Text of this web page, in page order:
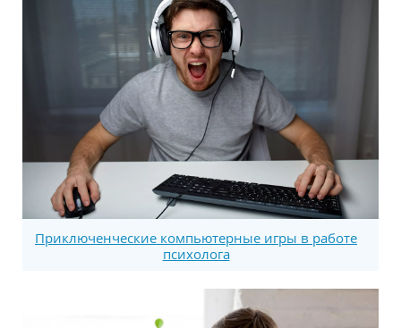
Приключенческие компьютерные игры в работе
психолога